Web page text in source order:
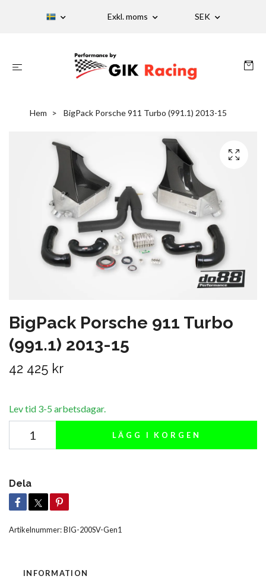
Exkl. moms SEK
Hem BigPack Porsche 911 Turbo (991.1) 2013-15
BigPack Porsche 911 Turbo
(991.1) 2013-15
42 425 kr
Lev tid 3-5 arbetsdagar.
LÄGG I KORGEN
Dela
Artikelnummer:BIG-200SV-Gen1
INFORMATION